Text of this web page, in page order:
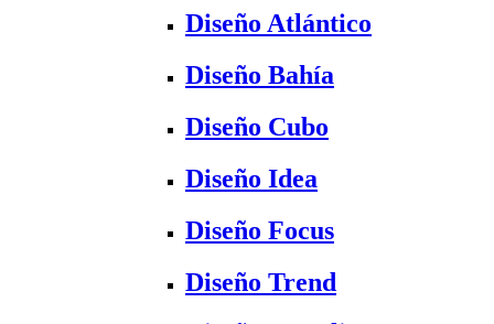
Diseño Atlántico
Diseño Bahía
Diseño Cubo
Diseño Idea
Diseño Focus
Diseño Trend